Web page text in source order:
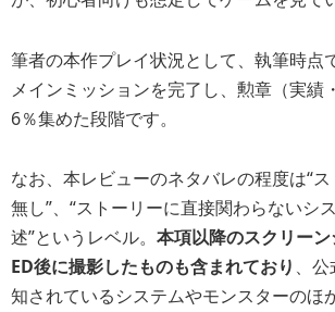
筆者の本作プレイ状況として、執筆時点
メインミッションを完了し、勲章（実績
6％集めた段階です。
なお、本レビューのネタバレの程度は“
無し”、“ストーリーに直接関わらないシ
述”というレベル。 本項以降のスクリー
ED後に撮影したものも含まれており 、
知されているシステムやモンスターのほ